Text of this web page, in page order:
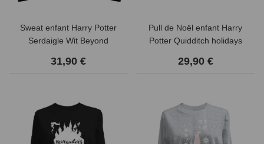
Sweat enfant Harry Potter
Serdaigle Wit Beyond
31,90 €
Pull de Noël enfant Harry
Potter Quidditch holidays
29,90 €